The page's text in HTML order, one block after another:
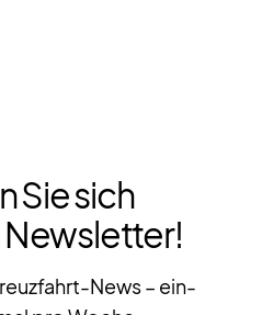
Sie sich
News – ein-